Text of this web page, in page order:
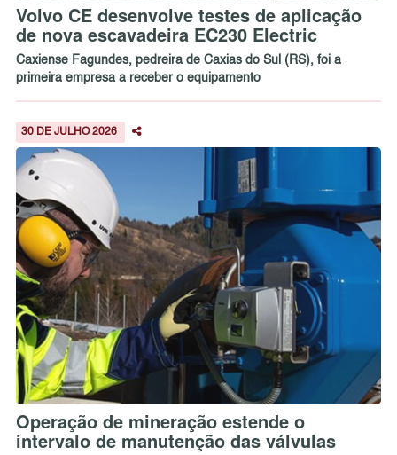
Volvo CE desenvolve testes de aplicação
de nova escavadeira EC230 Electric
Caxiense Fagundes, pedreira de Caxias do Sul (RS), foi a
primeira empresa a receber o equipamento
30 DE JULHO 2026
Operação de mineração estende o
intervalo de manutenção das válvulas